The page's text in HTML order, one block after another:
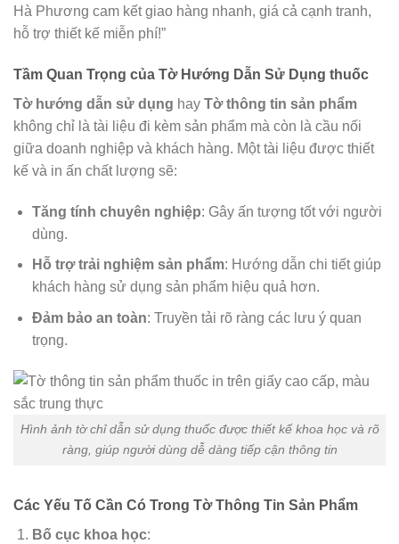
Hà Phương cam kết giao hàng nhanh, giá cả cạnh tranh,
hỗ trợ thiết kế miễn phí!”
Tầm Quan Trọng của Tờ Hướng Dẫn Sử Dụng thuốc
Tờ hướng dẫn sử dụng hay Tờ thông tin sản phẩm
không chỉ là tài liệu đi kèm sản phẩm mà còn là cầu nối
giữa doanh nghiệp và khách hàng. Một tài liệu được thiết
kế và in ấn chất lượng sẽ:
Tăng tính chuyên nghiệp: Gây ấn tượng tốt với người
dùng.
Hỗ trợ trải nghiệm sản phẩm: Hướng dẫn chi tiết giúp
khách hàng sử dụng sản phẩm hiệu quả hơn.
Đảm bảo an toàn: Truyền tải rõ ràng các lưu ý quan
trọng.
Hình ảnh tờ chỉ dẫn sử dụng thuốc được thiết kế khoa học và rõ
ràng, giúp người dùng dễ dàng tiếp cận thông tin
Các Yếu Tố Cần Có Trong Tờ Thông Tin Sản Phẩm
Bố cục khoa học: